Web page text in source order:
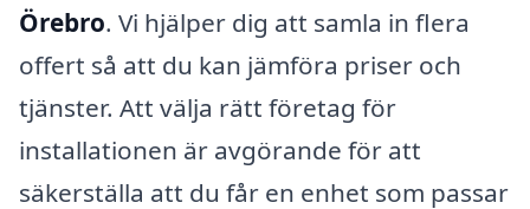
Örebro. Vi hjälper dig att samla in flera
offert så att du kan jämföra priser och
tjänster. Att välja rätt företag för
installationen är avgörande för att
säkerställa att du får en enhet som passar